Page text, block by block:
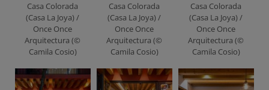
Casa Colorada
(Casa La Joya) /
Once Once
Arquitectura (©
Camila Cosio)
Casa Colorada
(Casa La Joya) /
Once Once
Arquitectura (©
Camila Cosio)
Casa Colorada
(Casa La Joya) /
Once Once
Arquitectura (©
Camila Cosio)